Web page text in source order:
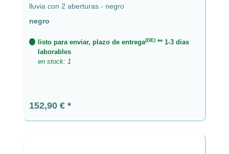
lluvia con 2 aberturas - negro
negro
listo para enviar, plazo de entrega(DE) ** 1-3 dias
laborables
en stock: 1
Precio normal:
152,90 €